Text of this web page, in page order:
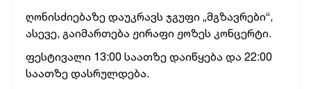
ღონისძიებაზე დაუკრავს ჯგუფი „მგზავრები“,
ასევე, გაიმართება ჟირაფი ჟოზეს კონცერტი.
ფესტივალი 13:00 საათზე დაიწყება და 22:00
საათზე დასრულდება.